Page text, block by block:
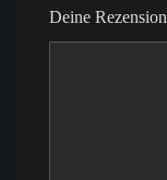
Deine Rezension